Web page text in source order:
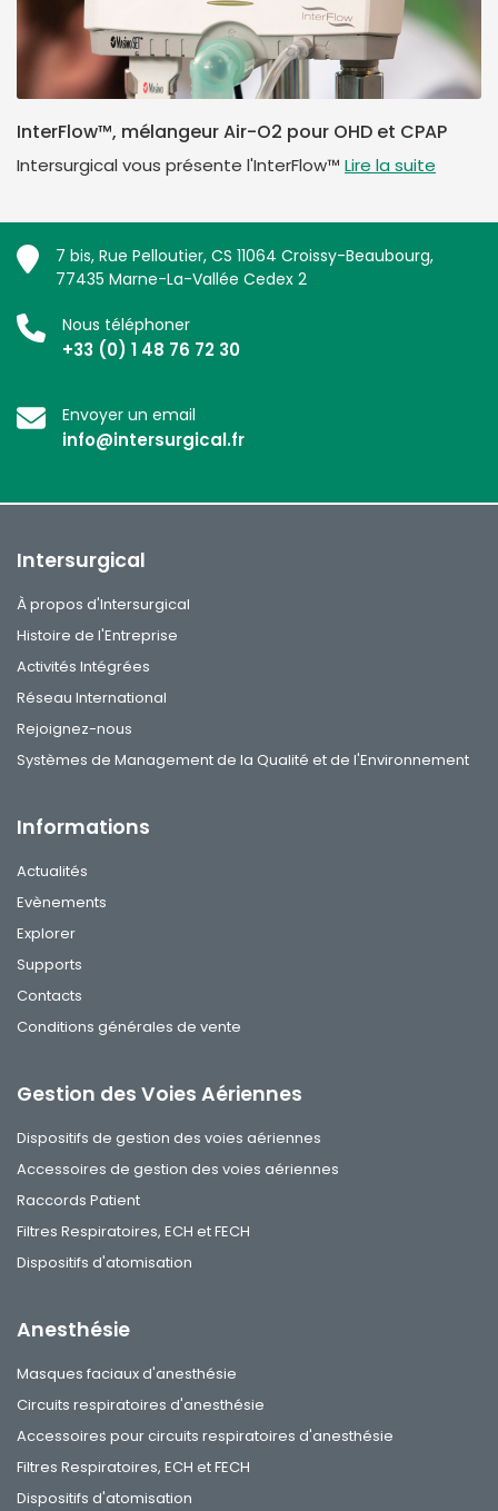
InterFlow™, mélangeur Air-O2 pour OHD et CPAP
Intersurgical vous présente l'InterFlow™ Lire la suite
7 bis, Rue Pelloutier, CS 11064 Croissy-Beaubourg,
77435 Marne-La-Vallée Cedex 2
Nous téléphoner
+33 (0) 1 48 76 72 30
Envoyer un email
info@intersurgical.fr
Intersurgical
À propos d'Intersurgical
Histoire de l'Entreprise
Activités Intégrées
Réseau International
Rejoignez-nous
Systèmes de Management de la Qualité et de l'Environnement
Informations
Actualités
Evènements
Explorer
Supports
Contacts
Conditions générales de vente
Gestion des Voies Aériennes
Dispositifs de gestion des voies aériennes
Accessoires de gestion des voies aériennes
Raccords Patient
Filtres Respiratoires, ECH et FECH
Dispositifs d'atomisation
Anesthésie
Masques faciaux d'anesthésie
Circuits respiratoires d'anesthésie
Accessoires pour circuits respiratoires d'anesthésie
Filtres Respiratoires, ECH et FECH
Dispositifs d'atomisation